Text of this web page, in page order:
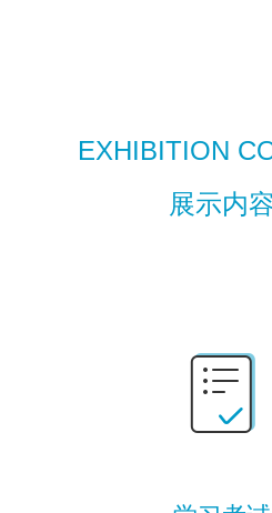
EXHIBITION
展示内